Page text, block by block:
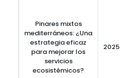
Pinares mixtos
mediterráneos: ¿Una
estrategia eficaz
para mejorar los
servicios
ecosistémicos?
2025